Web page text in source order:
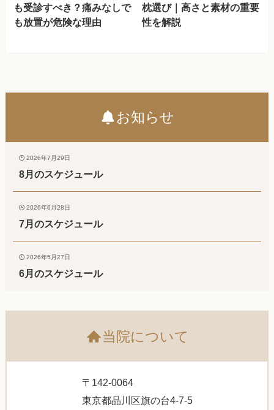
も受診すべき？痛みなしで
も放置が危険な理由
枕選び｜高さと素材の重要
性を解説
お知らせ
2026年7月29日
8月のスケジュール
2026年6月28日
7月のスケジュール
2026年5月27日
6月のスケジュール
当院について
〒142-0064
東京都品川区旗の台4-7-5